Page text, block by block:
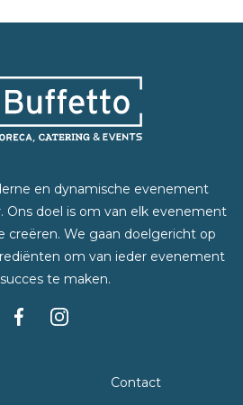
en dynamische evenement
Ons doel is om van elk evenement
creëren. We gaan doelgericht op
om van ieder evenement
te maken.
Contact